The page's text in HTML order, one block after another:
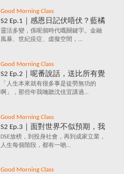
Good Morning Class
S2 Ep.1｜感恩日記伏唔伏？藍橘
子為你解構，究竟係乜嘢原理，
每天寫低3件感恩事件，就會影
靈活多變，係呢個時代嘅關鍵字。金融
風暴、世紀疫症、虛擬空間，...
Good Morning Class
S2 Ep.2｜呢番說話，送比所有覺
得自己好失敗嘅人｜放棄好唔
好？堅持值唔值？人生到底有咩
「人生本來就有很多事是徒勞無功的
啊」，那些年我哋聽沈佳宜講過...
Good Morning Class
S2 Ep.3｜面對世界不似預期，我
要保持憤怒？｜負面情緒背後鮮
為人知的含義，你知道嗎？
DSE放榜，到投身社會，再到成家立業，
人生每個階段，都有一啲...
Good Morning Class